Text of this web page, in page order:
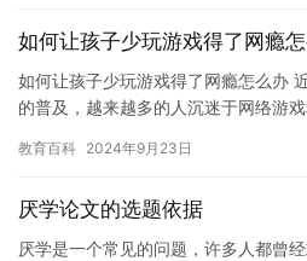
如何让孩子少玩游戏得了网瘾
如何让孩子少玩游戏得了网瘾怎么办
的普及，越来越多的人沉迷于网络游
响。…
教育百科 2024年9月23日
厌学论文的选题依据
厌学是一个常见的问题，许多人都曾